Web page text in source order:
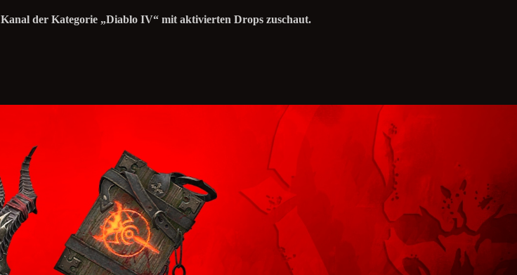
der Kategorie „Diablo IV“ mit aktivierten Drops zuschaut.